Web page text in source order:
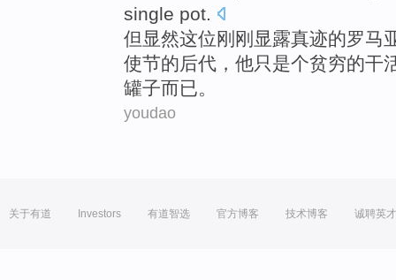
single pot.
但显然这位 刚刚 显露真迹的罗马
使节的后代， 他只是个贫穷的干
罐子而已。
youdao
关于有道 Investors 有道智选 官方博客 技术博客 诚聘英才